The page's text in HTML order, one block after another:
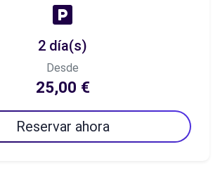
2 día(s)
Desde
25,00 €
Reservar ahora